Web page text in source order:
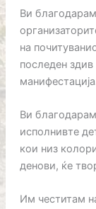
Ви
на
последен
Ви
исполнивте
кои низ
денови, ќе
Им честитам